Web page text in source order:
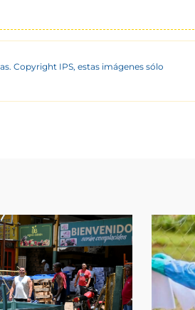
Copyright IPS, estas imágenes sólo